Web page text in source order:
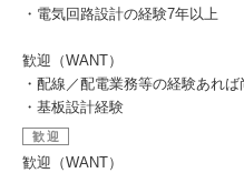
・電気回路設計の経験7年以上
歓迎（WANT）
・配線／配電業務等の経験あれば
・基板設計経験
歓迎
歓迎（WANT）